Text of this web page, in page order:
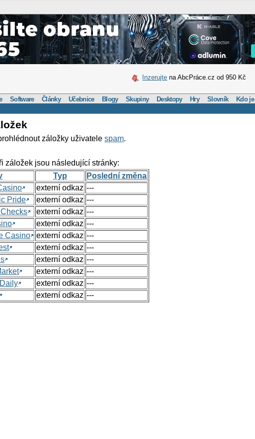
Inzerujte na AbcPráce.cz od 950 Kč
Software Články Učebnice Blogy Skupiny Desktopy Hry Slovník Kdo je
záložky uživatelespam.
záložek jsou následující stránky:
Typ
Poslední změna
externí odkaz ---
Pride
externí odkaz ---
externí odkaz ---
externí odkaz ---
Casino
externí odkaz ---
externí odkaz ---
externí odkaz ---
externí odkaz ---
externí odkaz ---
externí odkaz ---